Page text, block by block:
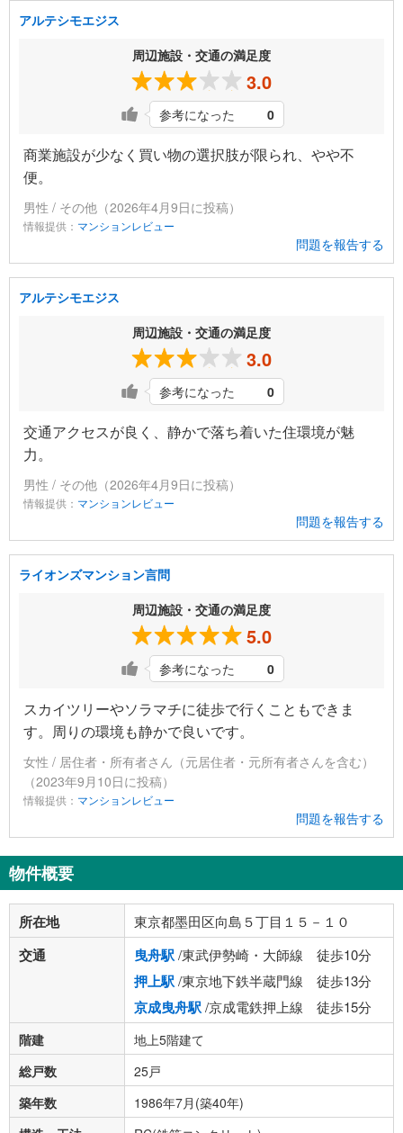
アルテシモエジス
周辺施設・交通の満足度
3.0
参考になった 0
商業施設が少なく買い物の選択肢が限られ、やや不
便。
男性 / その他（2026年4月9日に投稿）
情報提供： マンションレビュー
問題を報告する
アルテシモエジス
周辺施設・交通の満足度
3.0
参考になった 0
交通アクセスが良く、静かで落ち着いた住環境が魅
力。
男性 / その他（2026年4月9日に投稿）
情報提供： マンションレビュー
問題を報告する
ライオンズマンション言問
周辺施設・交通の満足度
5.0
参考になった 0
スカイツリーやソラマチに徒歩で行くこともできま
す。周りの環境も静かで良いです。
女性 / 居住者・所有者さん（元居住者・元所有者さんを含む）
（2023年9月10日に投稿）
情報提供： マンションレビュー
問題を報告する
物件概要
所在地 東京都墨田区向島５丁目１５－１０
交通 曳舟駅/東武伊勢崎・大師線 徒歩10分
押上駅/東京地下鉄半蔵門線 徒歩13分
京成曳舟駅/京成電鉄押上線 徒歩15分
階建
地上5階建て
総戸数
25戸
築年数
1986年7月(築40年)